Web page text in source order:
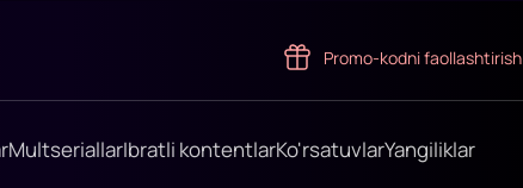
Promo-kodni faollashtirish
MultseriallarIbratli kontentlarKo'rsatuvlarYangiliklar